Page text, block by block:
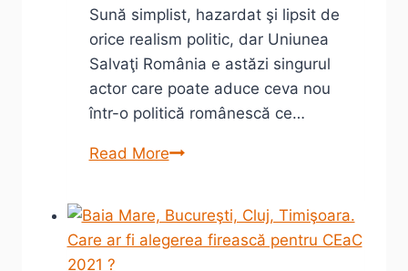
Sună simplist, hazardat şi lipsit de
orice realism politic, dar Uniunea
Salvaţi România e astăzi singurul
actor care poate aduce ceva nou
într-o politică românescă ce…
Read MoreSoluţia
alegerile
din